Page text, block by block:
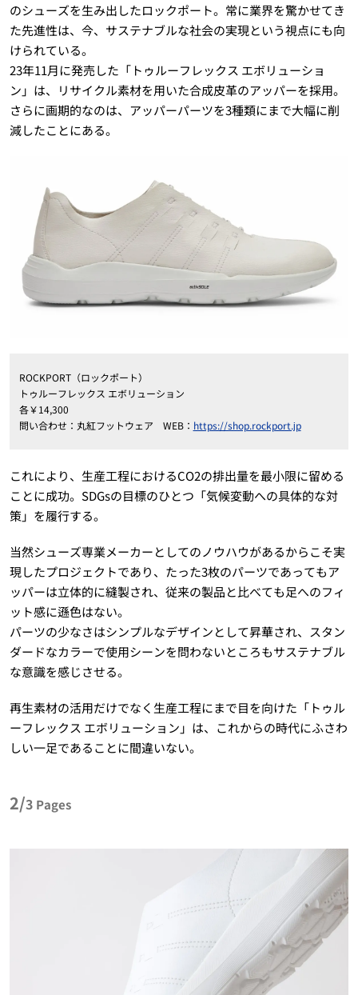
のシューズを生み出したロックポート。常に業界を驚かせてき
た先進性は、今、サステナブルな社会の実現という視点にも向
けられている。
23年11月に発売した「トゥルーフレックス エボリューショ
ン」は、リサイクル素材を用いた合成皮革のアッパーを採用。
さらに画期的なのは、アッパーパーツを3種類にまで大幅に削
減したことにある。
ROCKPORT（ロックポート）
トゥルーフレックス エボリューション
各￥14,300
問い合わせ：丸紅フットウェア WEB： https://shop.rockport.jp
これにより、生産工程におけるCO2の排出量を最小限に留める
ことに成功。SDGsの目標のひとつ「気候変動への具体的な対
策」を履行する。
当然シューズ専業メーカーとしてのノウハウがあるからこそ実
現したプロジェクトであり、たった3枚のパーツであってもア
ッパーは立体的に縫製され、従来の製品と比べても足へのフィ
ット感に遜色はない。
パーツの少なさはシンプルなデザインとして昇華され、スタン
ダードなカラーで使用シーンを問わないところもサステナブル
な意識を感じさせる。
再生素材の活用だけでなく生産工程にまで目を向けた「トゥル
ーフレックス エボリューション」は、これからの時代にふさわ
しい一足であることに間違いない。
2/3 Pages